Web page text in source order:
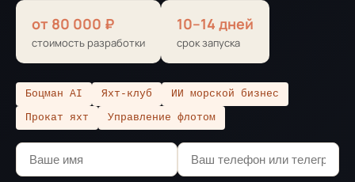
от 80 000 ₽
стоимость разработки
10–14 дней
срок запуска
Боцман AI Яхт-клуб
ИИ морской бизнес
Прокат яхт
Управление флотом